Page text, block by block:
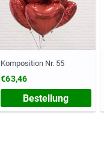
Komposition Nr. 55
€63,46
Bestellung